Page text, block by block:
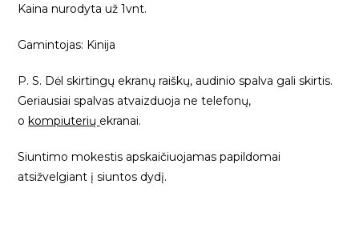
Kaina nurodyta už 1vnt.
Gamintojas: Kinija
P. S. Dėl skirtingų ekranų raiškų, audinio spalva gali skirtis.
Geriausiai spalvas atvaizduoja ne telefonų,
o kompiuterių ekranai.
Siuntimo mokestis apskaičiuojamas papildomai
atsižvelgiant į siuntos dydį.